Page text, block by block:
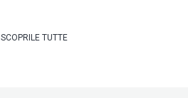
SCOPRILE TUTTE